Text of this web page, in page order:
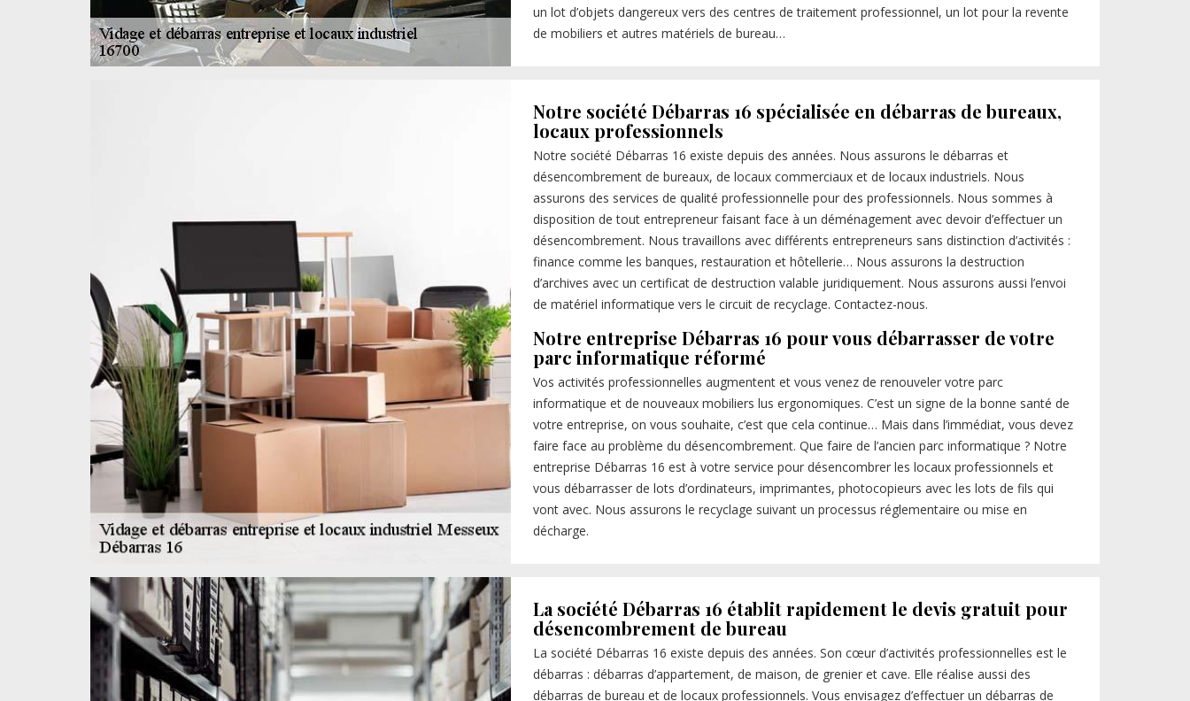
un lot d’objets dangereux vers des centres de traitement professionnel, un lot pour la revente
de mobiliers et autres matériels de bureau…
Notre société Débarras 16 spécialisée en débarras de bureaux,
locaux professionnels
Notre société Débarras 16 existe depuis des années. Nous assurons le débarras et
désencombrement de bureaux, de locaux commerciaux et de locaux industriels. Nous
assurons des services de qualité professionnelle pour des professionnels. Nous sommes à
disposition de tout entrepreneur faisant face à un déménagement avec devoir d’effectuer un
désencombrement. Nous travaillons avec différents entrepreneurs sans distinction d’activités :
finance comme les banques, restauration et hôtellerie… Nous assurons la destruction
d’archives avec un certificat de destruction valable juridiquement. Nous assurons aussi l’envoi
de matériel informatique vers le circuit de recyclage. Contactez-nous.
Notre entreprise Débarras 16 pour vous débarrasser de votre
parc informatique réformé
Vos activités professionnelles augmentent et vous venez de renouveler votre parc
informatique et de nouveaux mobiliers lus ergonomiques. C’est un signe de la bonne santé de
votre entreprise, on vous souhaite, c’est que cela continue… Mais dans l’immédiat, vous devez
faire face au problème du désencombrement. Que faire de l’ancien parc informatique ? Notre
entreprise Débarras 16 est à votre service pour désencombrer les locaux professionnels et
vous débarrasser de lots d’ordinateurs, imprimantes, photocopieurs avec les lots de fils qui
vont avec. Nous assurons le recyclage suivant un processus réglementaire ou mise en
décharge.
La société Débarras 16 établit rapidement le devis gratuit pour
désencombrement de bureau
La société Débarras 16 existe depuis des années. Son cœur d’activités professionnelles est le
débarras : débarras d’appartement, de maison, de grenier et cave. Elle réalise aussi des
débarras de bureau et de locaux professionnels. Vous envisagez d’effectuer un débarras de